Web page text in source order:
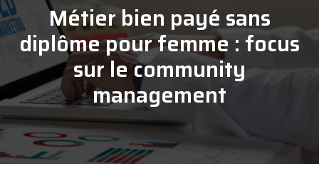
Métier bien payé sans
diplôme pour femme : focus
sur le community
management